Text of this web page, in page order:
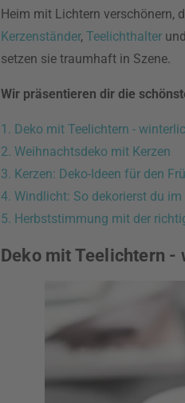
Heim mit Lichtern verschönern,
Kerzenständer, Teelichthalter und
setzen sie traumhaft in Szene.
Wir präsentieren dir die
1. Deko mit Teelichtern -
2. Weihnachtsdeko mit Kerzen
3. Kerzen: Deko-Ideen für den
4. Windlicht: So dekorierst du
5. Herbststimmung mit der
Deko mit Teelichtern -